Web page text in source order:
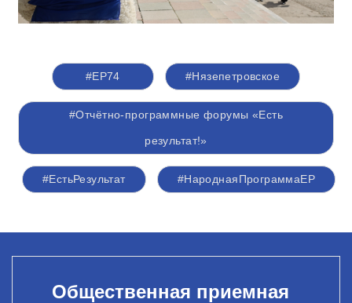
#ЕР74 #Нязепетровское
#Отчётно-программные форумы «Есть
результат!»
#ЕстьРезультат #НароднаяПрограммаЕР
Общественная приемная